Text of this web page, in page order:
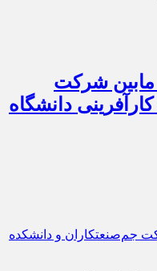
مابین شرکت
دانشگاه